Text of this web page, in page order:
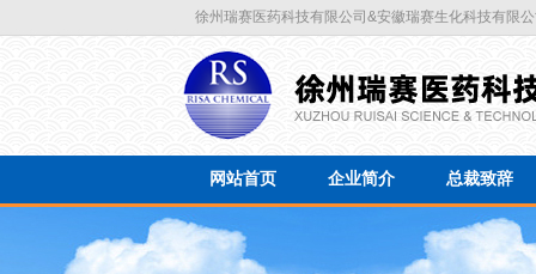
徐州瑞赛医药科技有限公司&安徽瑞赛生化科技有限
网站首页 企业简介 总裁致辞